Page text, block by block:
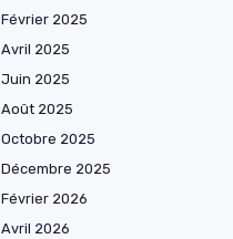
Février 2025
Avril 2025
Juin 2025
Août 2025
Octobre 2025
Décembre 2025
Février 2026
Avril 2026